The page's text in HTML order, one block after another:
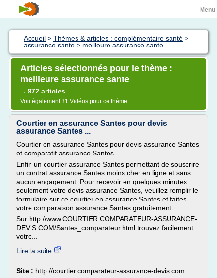
Menu
Accueil > Thèmes & articles : complémentaire santé >
assurance sante > meilleure assurance sante
Articles sélectionnés pour le thème :
meilleure assurance sante
→ 972 articles
Voir également31 Vidéos pour ce thème
Courtier en assurance Santes pour devis
assurance Santes ...
Courtier en assurance Santes pour devis assurance Santes
et comparatif assurance Santes.
Enfin un courtier assurance Santes permettant de souscrire
un contrat assurance Santes moins cher en ligne et sans
aucun engagement. Pour recevoir en quelques minutes
seulement votre devis assurance Santes, veuillez remplir le
formulaire sur ce courtier en assurance Santes et faites
votre comparaison assurance Santes gratuitement.
Sur http://www.COURTIER.COMPARATEUR-ASSURANCE-
DEVIS.COM/Santes_comparateur.html trouvez facilement
votre...
Lire la suite
Site : http://courtier.comparateur-assurance-devis.com